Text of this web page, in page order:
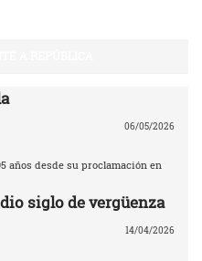
06/05/2026
años desde su proclamación en
siglo de vergüenza
14/04/2026